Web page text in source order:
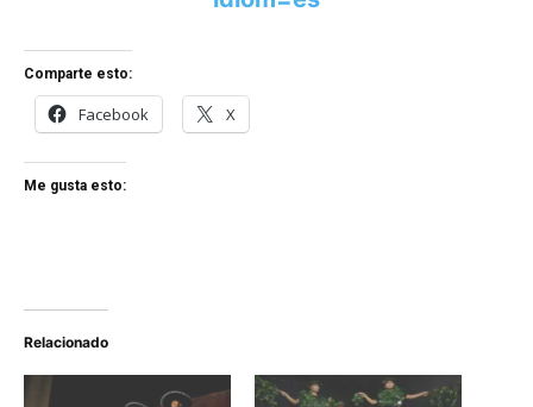
Comparte esto:
Facebook X
Me gusta esto:
Relacionado